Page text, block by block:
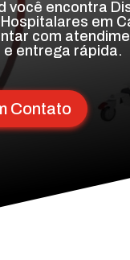
você encontra
em
com
e entrega rápida.
Contato